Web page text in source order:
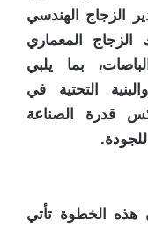
الزجاج الهندسي
المعماري
بما يلبي
التحتية في
قدرة الصناعة
للجودة.
هذه الخطوة تأتي